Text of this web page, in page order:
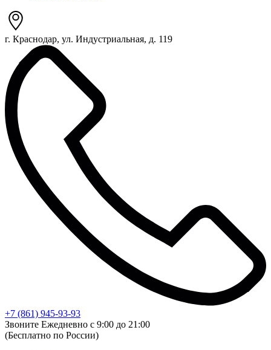
г. Краснодар, ул. Индустриальная, д. 119
+7 (861) 945-93-93
Звоните Ежедневно с 9:00 до 21:00
(Бесплатно по России)